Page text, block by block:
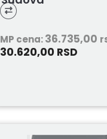
MP cena:36.735,00
30.620,00 RSD